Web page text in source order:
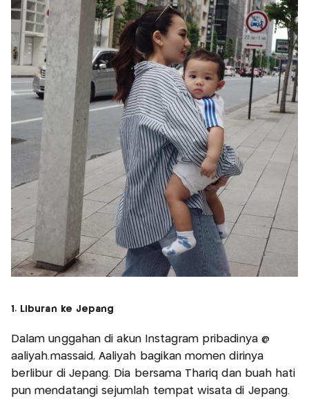
1. Liburan ke Jepang
Dalam unggahan di akun Instagram pribadinya @
aaliyah.massaid, Aaliyah bagikan momen dirinya
berlibur di Jepang. Dia bersama Thariq dan buah hati
pun mendatangi sejumlah tempat wisata di Jepang.